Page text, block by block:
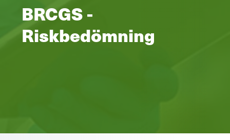
BRCGS -
Riskbedömning